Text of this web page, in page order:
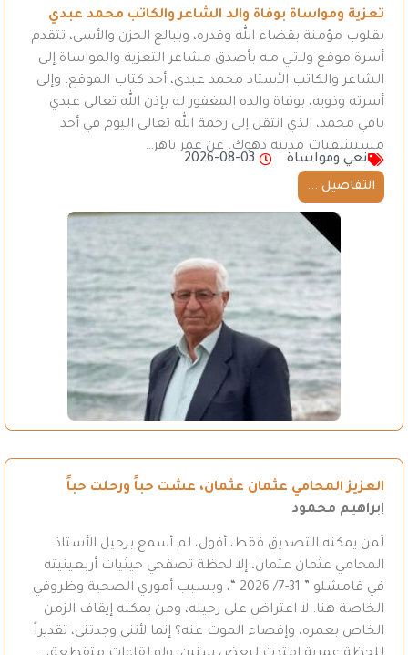
تعزية ومواساة بوفاة والد الشاعر والكاتب محمد عبدي
بقلوب مؤمنة بقضاء الله وقدره، وببالغ الحزن والأسى، تتقدم
أسرة موقع ولاتـي مـه بأصدق مشاعر التعزية والمواساة إلى
الشاعر والكاتب الأستاذ محمد عبدي، أحد كتاب الموقع، وإلى
أسرته وذويه، بوفاة والده المغفور له بإذن الله تعالى عبدي
بافي محمد، الذي انتقل إلى رحمة الله تعالى اليوم في أحد
مستشفيات مدينة دهوك، عن عمر ناهز…
نعي ومواساة
2026-08-03
التفاصيل ...
العزيز المحامي عثمان عثمان، عشت حباً ورحلت حباً
إبراهيم محمود
لَمن يمكنه التصديق فقط، أقول، لم أسمع برحيل الأستاذ
المحامي عثمان عثمان، إلا لحظة تصفحي حيثيات أربعينيته
في قامشلو ” 31-7/ 2026 “، وبسبب أموري الصحية وظروفي
الخاصة هنا. لا اعتراض على رحيله، ومن يمكنه إيقاف الزمن
الخاص بعمره، وإقصاء الموت عنه؟ إنما لأنني وجدتني، تقديراً